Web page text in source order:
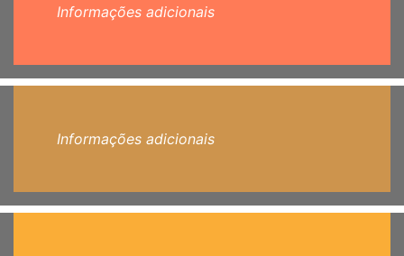
Informações adicionais
Informações adicionais